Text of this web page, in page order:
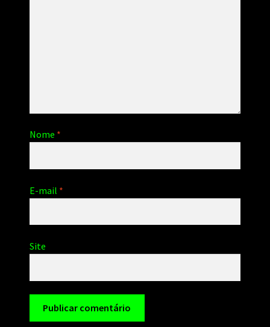
Nome *
E-mail *
Site